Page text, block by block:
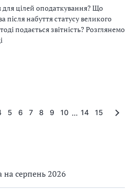
на серпень 2026
цілей оподаткування? Що
після набуття статусу великого
подається звітність? Розглянемо
5 6 7 8 9 10 ... 14 15